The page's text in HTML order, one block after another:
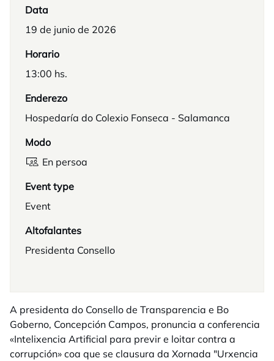
Data
19 de junio de 2026
Horario
13:00 hs.
Enderezo
Hospedaría do Colexio Fonseca - Salamanca
Modo
En persoa
Event type
Event
Altofalantes
Presidenta Consello
A presidenta do Consello de Transparencia e Bo
Goberno, Concepción Campos, pronuncia a conferencia
«Intelixencia Artificial para previr e loitar contra a
corrupción» coa que se clausura da Xornada "Urxencia